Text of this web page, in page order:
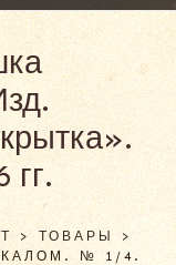
гг.
>ТОВАРЫ>
№ 1/4.